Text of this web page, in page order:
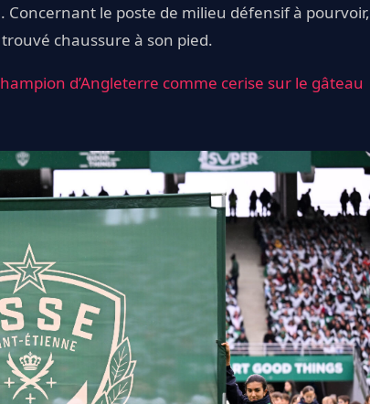
le poste de milieu défensif à pourvoir,
chaussure à son pied.
d’Angleterre comme cerise sur le gâteau